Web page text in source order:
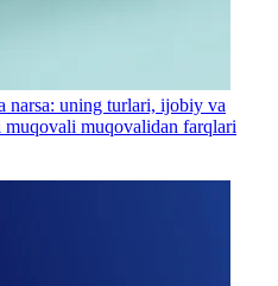
narsa: uning turlari, ijobiy va
muqovalidan farqlari